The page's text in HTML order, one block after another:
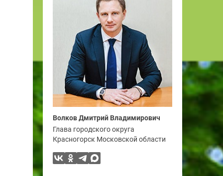
Волков Дмитрий Владимирович
Глава городского округа
Красногорск Московской области